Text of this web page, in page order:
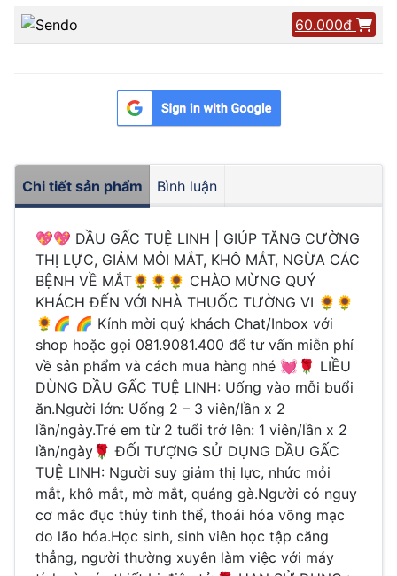
60.000đ
Chi tiết sản phẩm Bình luận
💖💖 DẦU GẤC TUỆ LINH | GIÚP TĂNG CƯỜNG
THỊ LỰC, GIẢM MỎI MẮT, KHÔ MẮT, NGỪA CÁC
BỆNH VỀ MẮT🌻🌻🌻 CHÀO MỪNG QUÝ
KHÁCH ĐẾN VỚI NHÀ THUỐC TƯỜNG VI 🌻🌻
🌻🌈 🌈 Kính mời quý khách Chat/Inbox với
shop hoặc gọi 081.9081.400 để tư vấn miễn phí
về sản phẩm và cách mua hàng nhé 💓🌹 LIỀU
DÙNG DẦU GẤC TUỆ LINH: Uống vào mỗi buổi
ăn.Người lớn: Uống 2 – 3 viên/lần x 2
lần/ngày.Trẻ em từ 2 tuổi trở lên: 1 viên/lần x 2
lần/ngày🌹 ĐỐI TƯỢNG SỬ DỤNG DẦU GẤC
TUỆ LINH: Người suy giảm thị lực, nhức mỏi
mắt, khô mắt, mờ mắt, quáng gà.Người có nguy
cơ mắc đục thủy tinh thể, thoái hóa võng mạc
do lão hóa.Học sinh, sinh viên học tập căng
thẳng, người thường xuyên làm việc với máy